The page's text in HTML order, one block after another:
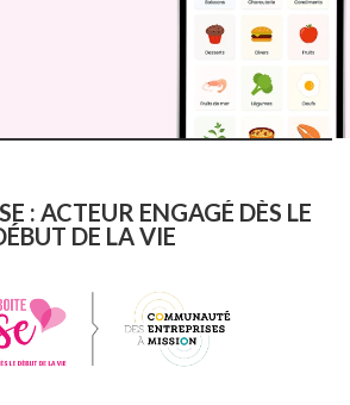
: ACTEUR ENGAGÉ DÈS LE
DE LA VIE